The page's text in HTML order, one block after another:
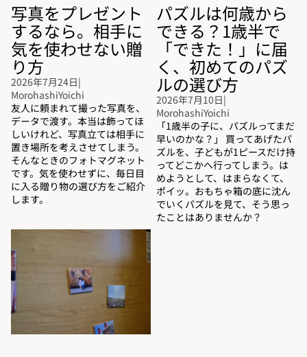
写真をプレゼント
するなら。相手に
気を使わせない贈
り方
2026年7月24日|
MorohashiYoichi
友人に頼まれて撮った写真を、
データで渡す。本当は飾ってほ
しいけれど、写真立ては相手に
置き場所を考えさせてしまう。
そんなときのフォトマグネット
です。気を使わせずに、毎日目
に入る贈り物の選び方をご紹介
します。
パズルは何歳から
できる？1歳半で
「できた！」に届
く、初めてのパズ
ルの選び方
2026年7月10日|
MorohashiYoichi
「1歳半の子に、パズルってまだ
早いのかな？」 買ってあげたパ
ズルを、子どもが1ピースだけ持
ってどこかへ行ってしまう。は
めようとして、はまらなくて、
ポイッ。おもちゃ箱の底に沈ん
でいくパズルを見て、そう思っ
たことはありませんか？
【父の日】子どもと一緒の写真
をプレゼントに。パートナーが2
回驚いた理由